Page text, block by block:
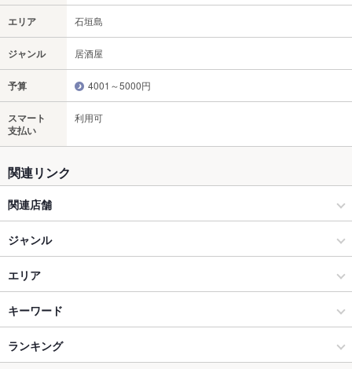
エリア 石垣島
ジャンル 居酒屋
予算 4001～5000円
スマート
支払い
利用可
関連リンク
関連店舗
島料理居酒屋 とんでみーな 石垣島
ジャンル
居酒屋
和風
石垣島・宮古島・沖縄離島 × 居酒屋
エリア
石垣島
石垣島 × 居酒屋
キーワード
からあげ
ランキング